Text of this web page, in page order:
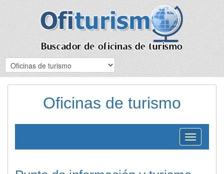
Oficinas de turismo
Toggle
navigation